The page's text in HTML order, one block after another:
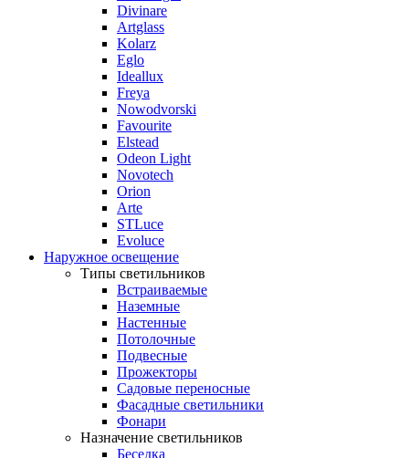
Divinare
Artglass
Kolarz
Eglo
Ideallux
Freya
Nowodvorski
Favourite
Elstead
Odeon Light
Novotech
Orion
Arte
STLuce
Evoluce
Наружное освещение
Типы светильников
Встраиваемые
Наземные
Настенные
Потолочные
Подвесные
Прожекторы
Садовые переносные
Фасадные светильники
Фонари
Назначение светильников
Беседка